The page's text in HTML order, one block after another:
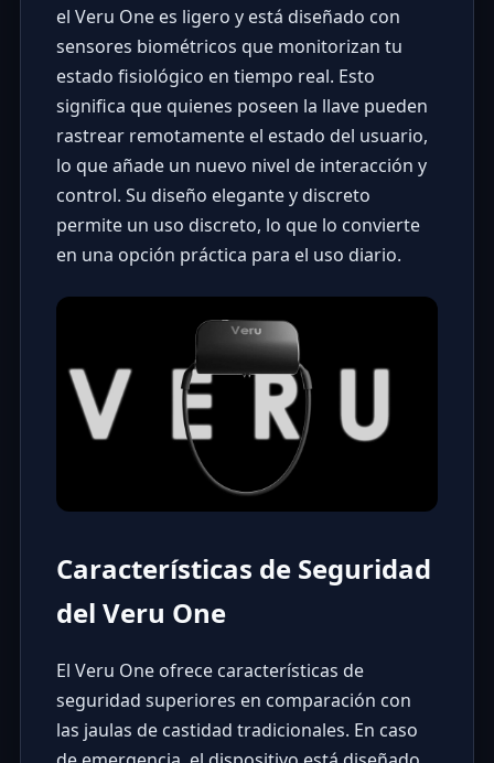
el Veru One es ligero y está diseñado con
sensores biométricos que monitorizan tu
estado fisiológico en tiempo real. Esto
significa que quienes poseen la llave pueden
rastrear remotamente el estado del usuario,
lo que añade un nuevo nivel de interacción y
control. Su diseño elegante y discreto
permite un uso discreto, lo que lo convierte
en una opción práctica para el uso diario.
Características de Seguridad
del Veru One
El Veru One ofrece características de
seguridad superiores en comparación con
las jaulas de castidad tradicionales. En caso